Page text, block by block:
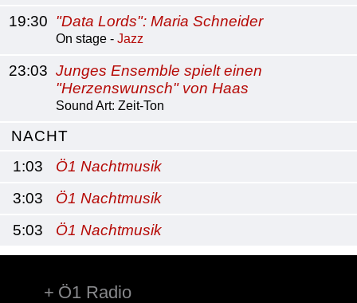
19:30 "Data Lords": Maria Schneider
On stage - Jazz
23:03 Junges Ensemble spielt einen
"Herzenswunsch" von Haas
Sound Art: Zeit-Ton
NACHT
1:03
Ö1 Nachtmusik
3:03
Ö1 Nachtmusik
5:03
Ö1 Nachtmusik
Ö1 Radio